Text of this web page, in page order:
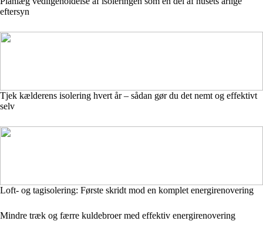
eftersyn
Tjek kælderens isolering hvert år – sådan gør du det nemt og effektivt
selv
Loft- og tagisolering: Første skridt mod en komplet energirenovering
Mindre træk og færre kuldebroer med effektiv energirenovering